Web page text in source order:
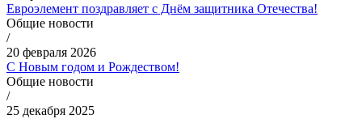
Евроэлемент поздравляет с Днём защитника Отечества!
Общие новости
/
20 февраля 2026
С Новым годом и Рождеством!
Общие новости
/
25 декабря 2025